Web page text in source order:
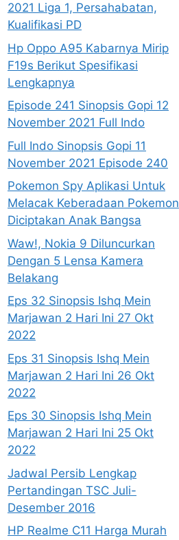
2021 Liga 1, Persahabatan,
Kualifikasi PD
Hp Oppo A95 Kabarnya Mirip
F19s Berikut Spesifikasi
Lengkapnya
Episode 241 Sinopsis Gopi 12
November 2021 Full Indo
Full Indo Sinopsis Gopi 11
November 2021 Episode 240
Pokemon Spy Aplikasi Untuk
Melacak Keberadaan Pokemon
Diciptakan Anak Bangsa
Waw!, Nokia 9 Diluncurkan
Dengan 5 Lensa Kamera
Belakang
Eps 32 Sinopsis Ishq Mein
Marjawan 2 Hari Ini 27 Okt
2022
Eps 31 Sinopsis Ishq Mein
Marjawan 2 Hari Ini 26 Okt
2022
Eps 30 Sinopsis Ishq Mein
Marjawan 2 Hari Ini 25 Okt
2022
Jadwal Persib Lengkap
Pertandingan TSC Juli-
Desember 2016
HP Realme C11 Harga Murah